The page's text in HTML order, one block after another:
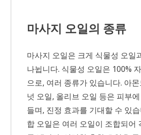
마사지 오일의 종류
마사지 오일은 크게 식물성 오일
나뉩니다. 식물성 오일은 100%
으로, 여러 종류가 있습니다. 아
넛 오일, 올리브 오일 등은 피부
들며, 진정 효과를 기대할 수 있
합 오일은 여러 오일이 조합되어